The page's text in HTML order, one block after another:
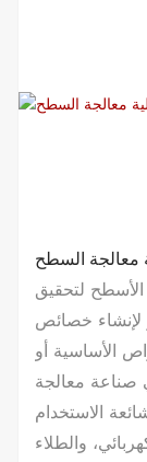
معالجة السطح
لتحقيق
لإنشاء خصائص
الأساسية أو
صناعة معالجة
الاستخدام
والطلاء